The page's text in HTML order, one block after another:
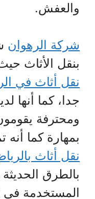
والعفش.
شركة الرهوان
بنقل الأثاث
نقل أثاث في
جدا، كما أنها
ومحترفة
بمهارة كما أنه
نقل أثاث
بالطرق
المستخدمة في